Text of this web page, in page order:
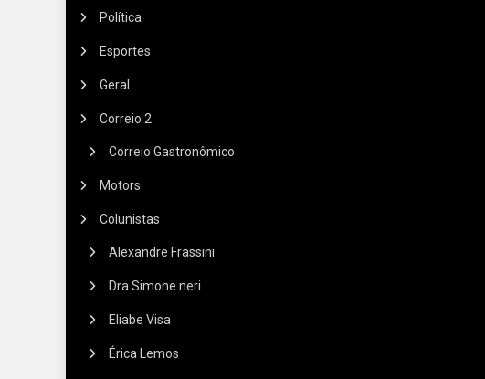
Política
Esportes
Geral
Correio 2
Correio Gastronômico
Motors
Colunistas
Alexandre Frassini
Dra Simone neri
Eliabe Visa
Érica Lemos